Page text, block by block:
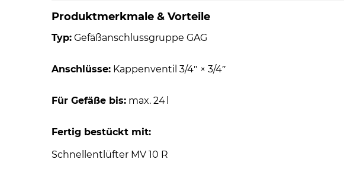
Produktmerkmale & Vorteile
Typ: Gefäßanschlussgruppe GAG
Anschlüsse: Kappenventil 3/4″ × 3/4″
Für Gefäße bis: max. 24 l
Fertig bestückt mit:
Schnellentlüfter MV 10 R